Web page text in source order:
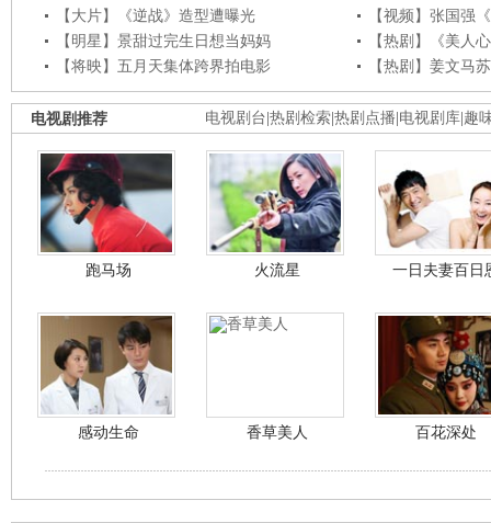
【大片】《逆战》造型遭曝光
【视频】张国强
【明星】景甜过完生日想当妈妈
【热剧】《美人
【将映】五月天集体跨界拍电影
【热剧】姜文马
电视剧台 热剧检索 热剧点播 电视剧库 趣
电视剧推荐
跑马场 火流星 一日夫妻百日
感动生命 香草美人 百花深处